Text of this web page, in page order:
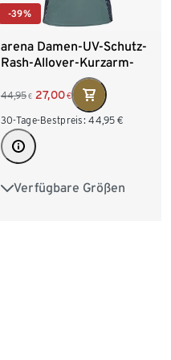
-39%
arena Damen-UV-Schutz-
Rash-Allover-Kurzarm-
Schwimmshirt
44,95 € 27,00€
30-Tage-Bestpreis: 44,95 €
Verfügbare Größen
S 36/38 M 40/42